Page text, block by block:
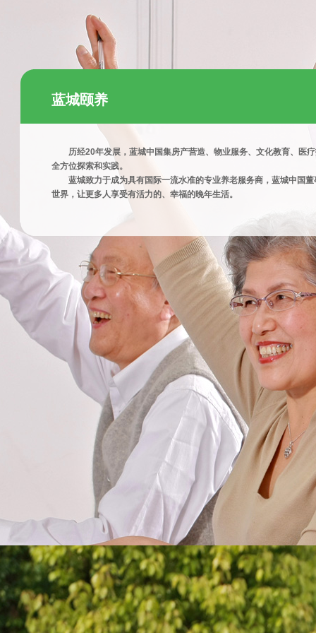
蓝城颐养
历经20年发展，蓝城中国集房产营造、物业服务、文化教育、医
全方位探索和实践。
蓝城致力于成为具有国际一流水准的专业养老服务商，蓝城中国
世界，让更多人享受有活力的、幸福的晚年生活。